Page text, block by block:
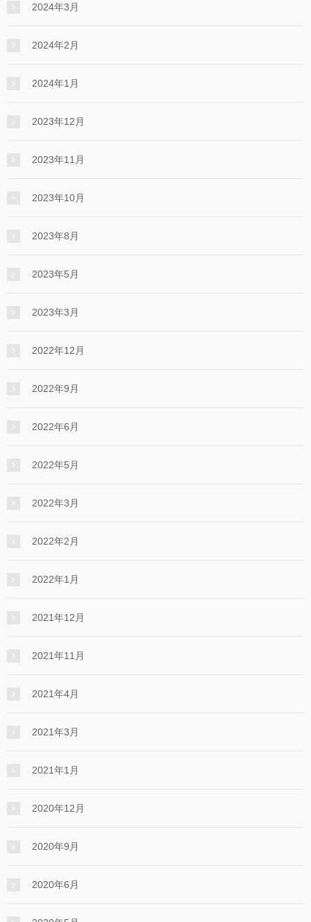
2024年3月
2024年2月
2024年1月
2023年12月
2023年11月
2023年10月
2023年8月
2023年5月
2023年3月
2022年12月
2022年9月
2022年6月
2022年5月
2022年3月
2022年2月
2022年1月
2021年12月
2021年11月
2021年4月
2021年3月
2021年1月
2020年12月
2020年9月
2020年6月